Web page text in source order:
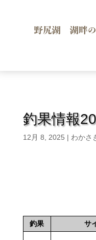
釣果情報
12月 8, 2025 | わかさ
釣果 サ